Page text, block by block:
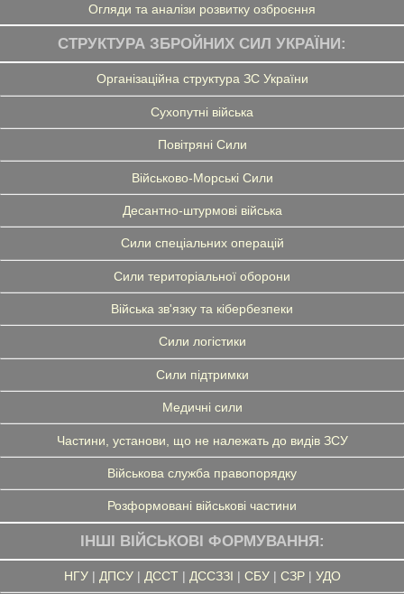
Огляди та аналізи розвитку озброєння
СТРУКТУРА ЗБРОЙНИХ СИЛ УКРАЇНИ:
Організаційна структура ЗС України
Сухопутні війська
Повітряні Сили
Військово-Морські Сили
Десантно-штурмові війська
Сили спеціальних операцій
Сили територіальної оборони
Війська зв'язку та кібербезпеки
Сили логістики
Сили підтримки
Медичні сили
Частини, установи, що не належать до видів ЗСУ
Військова служба правопорядку
Розформовані військові частини
ІНШІ ВІЙСЬКОВІ ФОРМУВАННЯ:
НГУ| ДПСУ| ДССТ| ДССЗЗІ | СБУ| СЗР| УДО